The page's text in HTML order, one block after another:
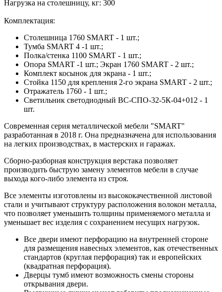
Нагрузка на столешницу, кг: 300
Комплектация:
Столешница 1760 SMART - 1 шт.;
Тумба SMART 4 -1 шт.;
Полка/стенка 1100 SMART - 1 шт.;
Опора SMART -1 шт.; Экран 1760 SMART - 2 шт.;
Комплект косынок для экрана - 1 шт.;
Стойка 1150 для крепления 2-го экрана SMART - 2 шт.;
Отражатель 1760 - 1 шт.;
Светильник светодиодный ВС-СПО-32-5К-04+012 - 1
шт.
Современная серия металлической мебели "SMART"
разработанная в 2018 г. Она предназначена для использования
на легких производствах, в мастерских и гаражах.
Сборно-разборная конструкция верстака позволяет
производить быструю замену элементов мебели в случае
выхода кого-либо элемента из строя.
Все элементы изготовлены из высококачественной листовой
стали и учитывают структуру расположения волокон металла,
что позволяет уменьшить толщины применяемого металла и
уменьшает вес изделия с сохранением несущих нагрузок.
Все двери имеют перфорацию на внутренней стороне
для размещения навесных элементов, как отечественных
стандартов (круглая перфорация) так и европейских
(квадратная перфорация).
Дверцы тумб имеют возможность смены стороны
открывания двери.